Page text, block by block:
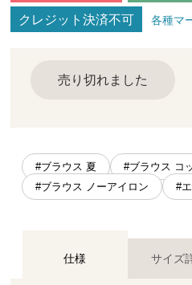
クレジット決済不可 各種マ
売り切れました
#ブラウス 夏 #ブラウス コ
#ブラウス ノーアイロン
#
仕様 サイズ